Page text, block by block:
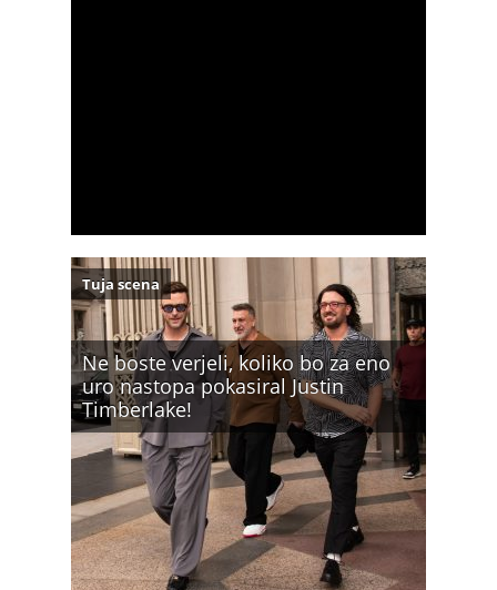
Ne boste verjeli, koliko bo za eno
uro nastopa pokasiral Justin
Timberlake!
Tuja scena